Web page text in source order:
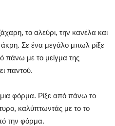
το αλεύρι, την κανέλα και
άκρη. Σε ένα μεγάλο μπωλ ρίξε
πάνω με το μείγμα της
παντού.
φόρμα. Ρίξε από πάνω το
καλύπτωντάς με το το
την φόρμα.